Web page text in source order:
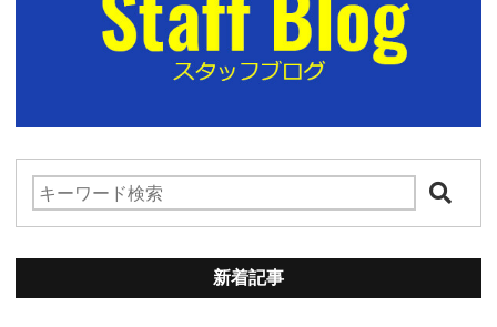
新着記事